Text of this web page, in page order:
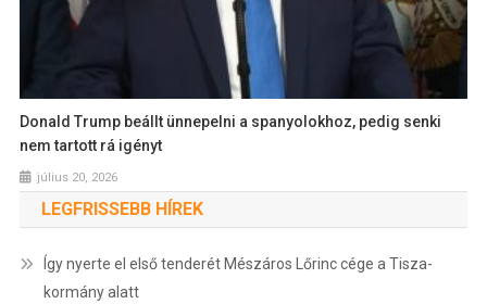
Donald Trump beállt ünnepelni a spanyolokhoz, pedig senki
nem tartott rá igényt
július 20, 2026
LEGFRISSEBB HÍREK
Így nyerte el első tenderét Mészáros Lőrinc cége a Tisza-
kormány alatt